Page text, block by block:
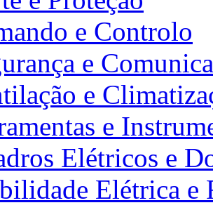
e Controlo
e
e
e
Elétricos e
Elétrica e